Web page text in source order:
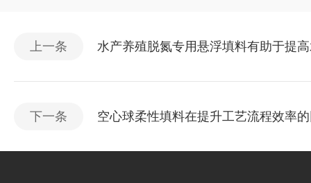
上一条 水产养殖脱氮专用悬浮填料有助于提
下一条 空心球柔性填料在提升工艺流程效率